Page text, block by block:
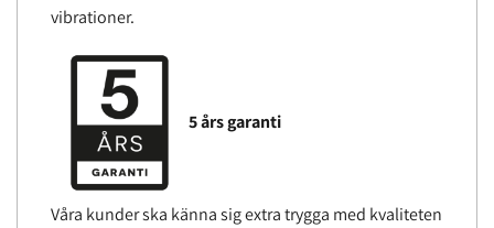
vibrationer.
5 års garanti
Våra kunder ska känna sig extra trygga med kvaliteten